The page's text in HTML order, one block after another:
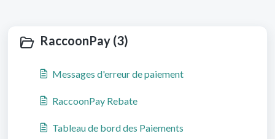
RaccoonPay (3)
Messages d'erreur de paiement
RaccoonPay Rebate
Tableau de bord des Paiements